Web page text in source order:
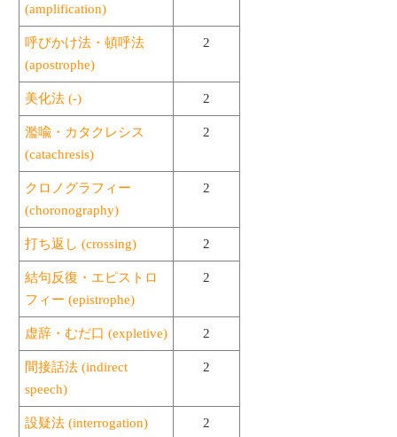
(amplification)
呼びかけ法・頓呼法
(apostrophe)
2
美化法 (-) 2
濫喩・カタクレシス
(catachresis)
2
クロノグラフィー
(choronography)
2
打ち返し (crossing) 2
結句反復・エピストロ
フィー (epistrophe)
2
虚辞・むだ口 (expletive) 2
間接話法 (indirect
speech)
2
設疑法 (interrogation) 2